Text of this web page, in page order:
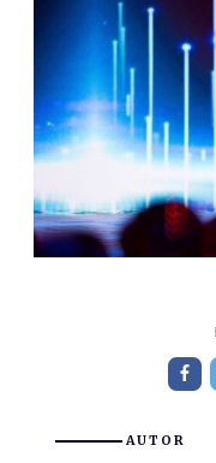
AUTOR